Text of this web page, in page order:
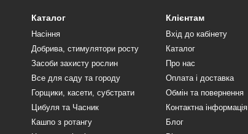
Каталог
Насіння
Добрива, стимулятори росту
Засоби захисту рослин
Все для саду та городу
Горщики, касети, субстрати
Цибуля та Часник
Кашпо з ротангу
Клієнтам
Вхід до кабінету
Каталог
Про нас
Оплата і доставка
Обмін та повернення
Контактна інформація
Блог